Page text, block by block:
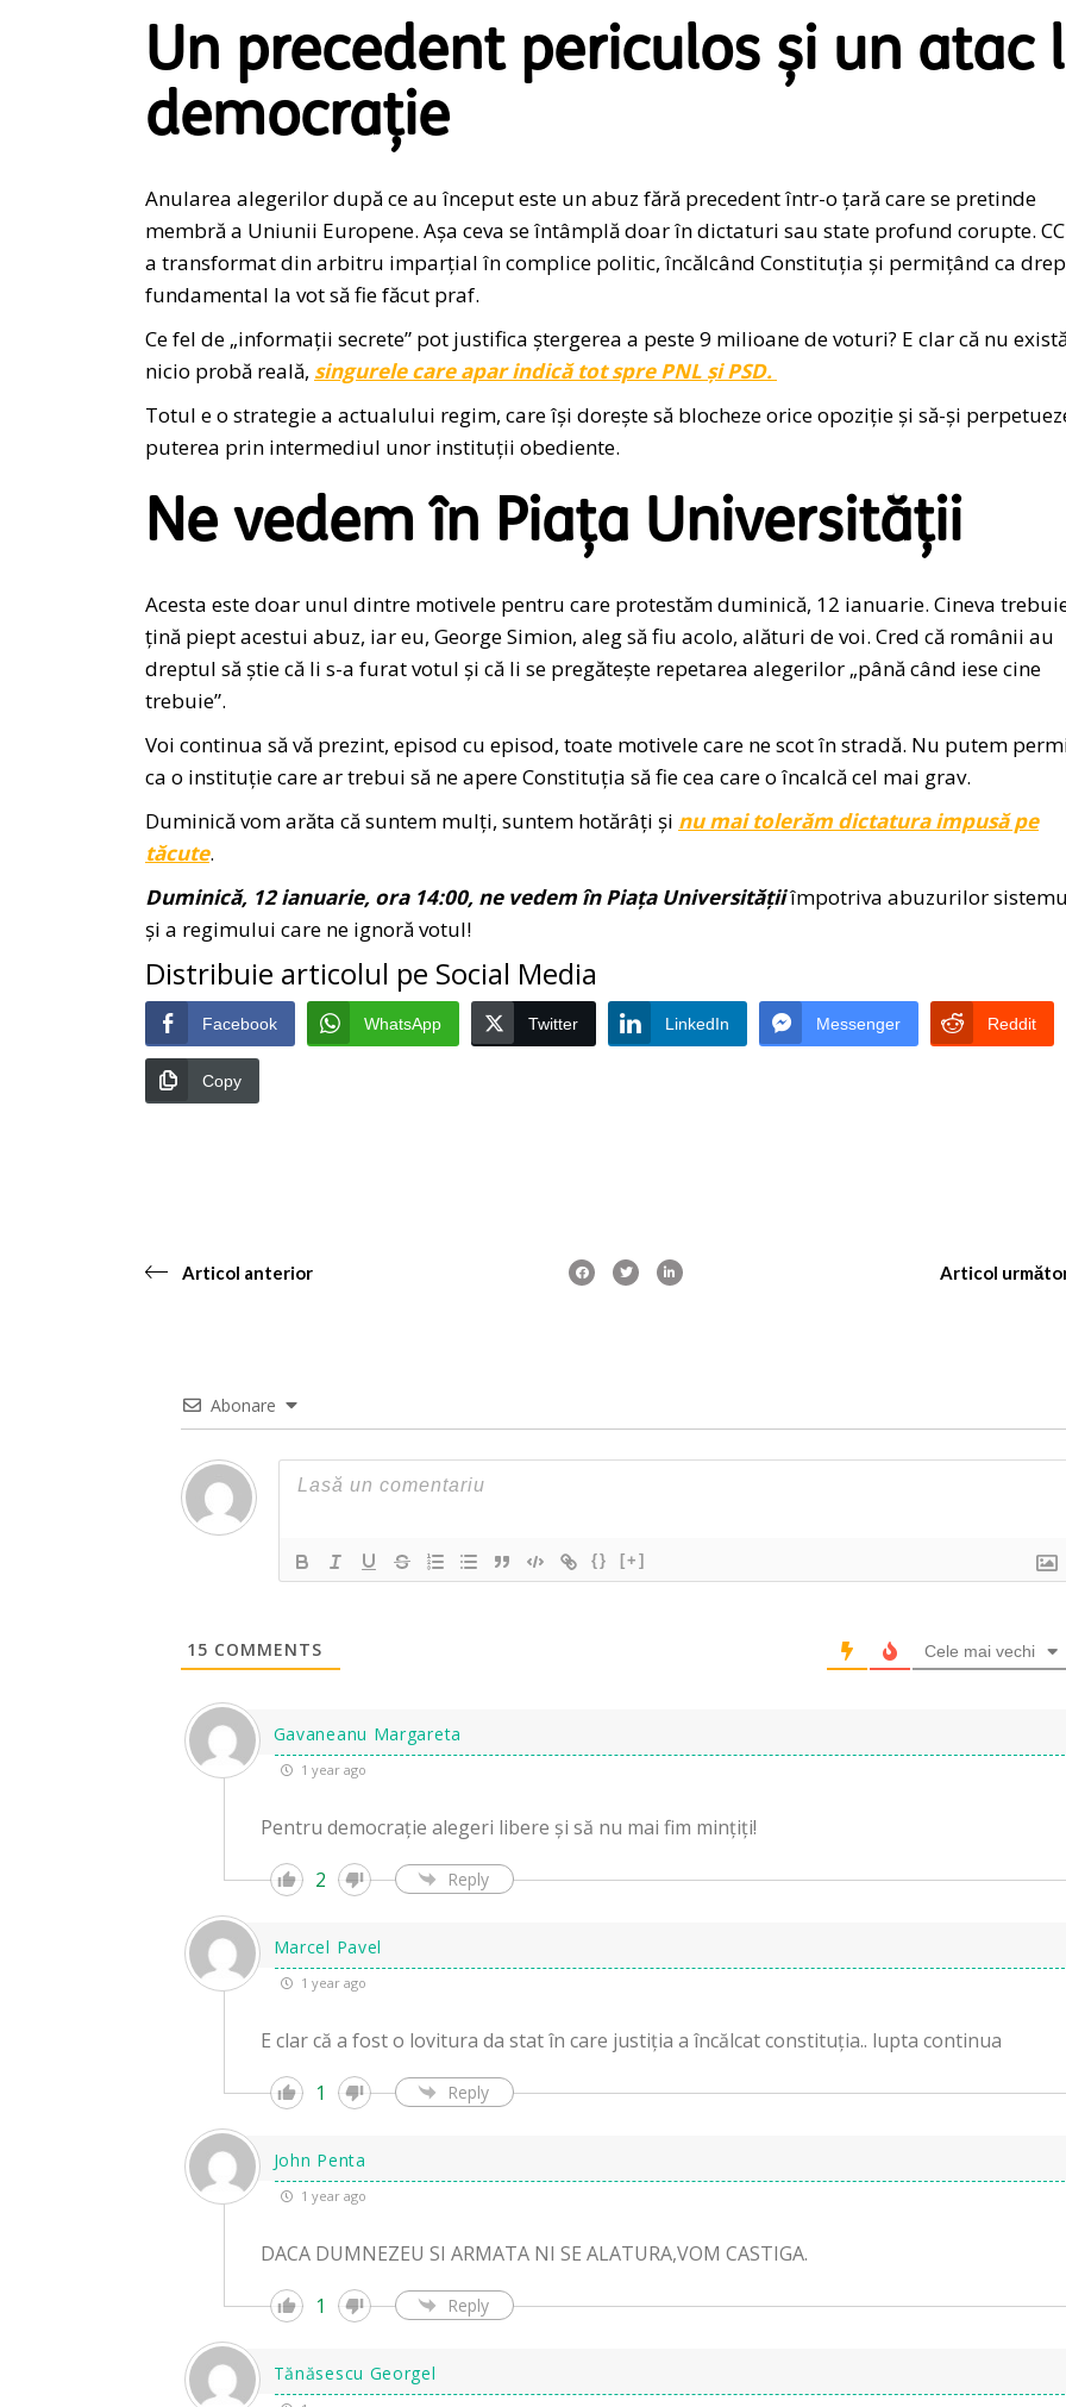
Un precedent periculos și un atac
democrație
Anularea alegerilor după ce au început este un abuz fără precedent într-o țară care se pretinde
membră a Uniunii Europene. Așa ceva se întâmplă doar în dictaturi sau state profund corupte.
a transformat din arbitru imparțial în complice politic, încălcând Constituția și permițând ca
fundamental la vot să fie făcut praf.
Ce fel de „informații secrete” pot justifica ștergerea a peste 9 milioane de voturi? E clar că nu există
nicio probă reală, singurele care apar indică tot spre PNL și PSD.
Totul e o strategie a actualului regim, care își dorește să blocheze orice opoziție și să-și
puterea prin intermediul unor instituții obediente.
Ne vedem în Piața Universității
Acesta este doar unul dintre motivele pentru care protestăm duminică, 12 ianuarie. Cineva
țină piept acestui abuz, iar eu, George Simion, aleg să fiu acolo, alături de voi. Cred că românii au
dreptul să știe că li s-a furat votul și că li se pregătește repetarea alegerilor „până când iese cine
trebuie”.
Voi continua să vă prezint, episod cu episod, toate motivele care ne scot în stradă. Nu putem
ca o instituție care ar trebui să ne apere Constituția să fie cea care o încalcă cel mai grav.
Duminică vom arăta că suntem mulți, suntem hotărâți și nu mai tolerăm dictatura impusă pe
tăcute.
Duminică, 12 ianuarie, ora 14:00, ne vedem în Piața Universitățiiîmpotriva abuzurilor
și a regimului care ne ignoră votul!
Distribuie articolul pe Social Media
Facebook WhatsApp Twitter LinkedIn Messenger Reddit
Copy
Articol anterior Articol
Abonare
{} [+]
15 COMMENTS Cele mai vechi
Gavaneanu Margareta
1 year ago
Pentru democrație alegeri libere și să nu mai fim mințiți!
2
Reply
Marcel Pavel
1 year ago
E clar că a fost o lovitura da stat în care justiția a încălcat constituția.. lupta continua
1
Reply
John Penta
1 year ago
DACA DUMNEZEU SI ARMATA NI SE ALATURA,VOM CASTIGA.
1
Reply
Tănăsescu Georgel